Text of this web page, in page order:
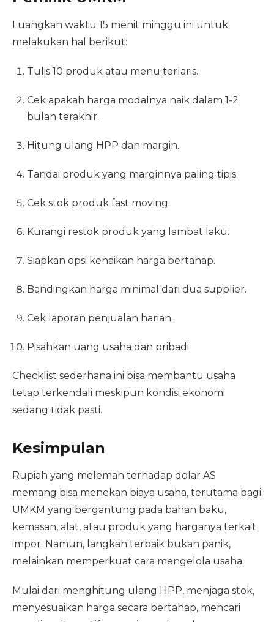
Luangkan waktu 15 menit minggu ini untuk
melakukan hal berikut:
Tulis 10 produk atau menu terlaris.
Cek apakah harga modalnya naik dalam 1-2
bulan terakhir.
Hitung ulang HPP dan margin.
Tandai produk yang marginnya paling tipis.
Cek stok produk fast moving.
Kurangi restok produk yang lambat laku.
Siapkan opsi kenaikan harga bertahap.
Bandingkan harga minimal dari dua supplier.
Cek laporan penjualan harian.
Pisahkan uang usaha dan pribadi.
Checklist sederhana ini bisa membantu usaha
tetap terkendali meskipun kondisi ekonomi
sedang tidak pasti.
Kesimpulan
Rupiah yang melemah terhadap dolar AS
memang bisa menekan biaya usaha, terutama bagi
UMKM yang bergantung pada bahan baku,
kemasan, alat, atau produk yang harganya terkait
impor. Namun, langkah terbaik bukan panik,
melainkan memperkuat cara mengelola usaha.
Mulai dari menghitung ulang HPP, menjaga stok,
menyesuaikan harga secara bertahap, mencari